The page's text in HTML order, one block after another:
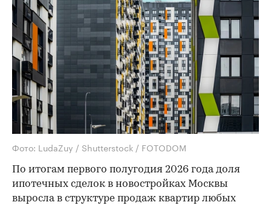
Фото: LudaZuy / Shutterstock / FOTODOM
По итогам первого полугодия 2026 года доля
ипотечных сделок в новостройках Москвы
выросла в структуре продаж квартир любых